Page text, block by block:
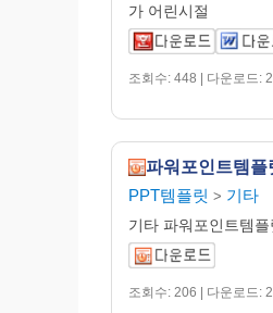
가 어린시절
조회수: 448 | 다운로드:
파워포인트템플
PPT템플릿 > 기타
기타 파워포인트템플
조회수: 206 | 다운로드: